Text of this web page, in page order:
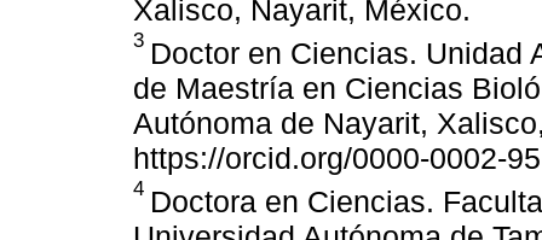
Xalisco, Nayarit, México.
3 Doctor en Ciencias. Unidad
de Maestría en Ciencias
Autónoma de Nayarit,
https://orcid.org/0000-0002-
4 Doctora en Ciencias.